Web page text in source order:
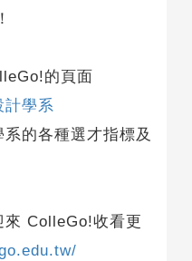
的頁面
計學系
的各種選才指標及
ColleGo!收看更